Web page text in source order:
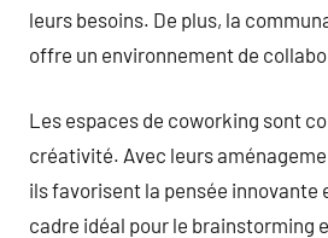
leurs besoins. De plus, la
offre un environnement de
Les espaces de coworking sont
créativité. Avec leurs
ils favorisent la pensée innovante
cadre idéal pour le brainstorming